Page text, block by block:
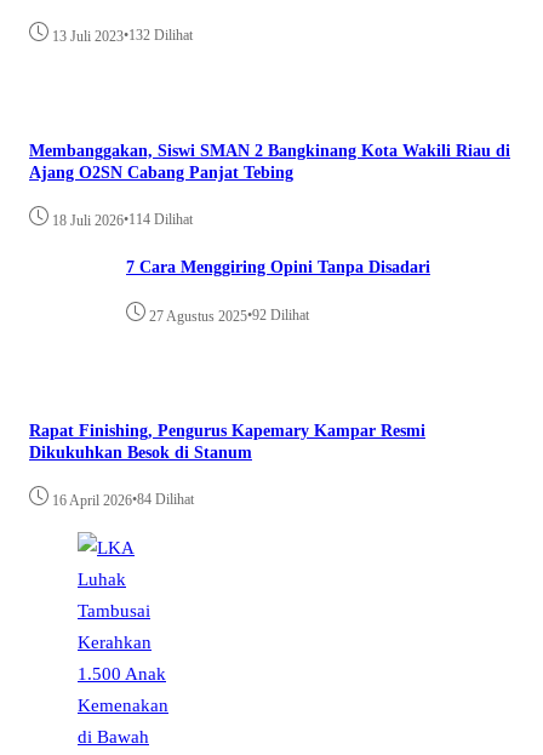
13 Juli 2023•132 Dilihat
Membanggakan, Siswi SMAN 2 Bangkinang Kota Wakili Riau di
Ajang O2SN Cabang Panjat Tebing
18 Juli 2026•114 Dilihat
7 Cara Menggiring Opini Tanpa Disadari
27 Agustus 2025•92 Dilihat
Rapat Finishing, Pengurus Kapemary Kampar Resmi
Dikukuhkan Besok di Stanum
16 April 2026•84 Dilihat